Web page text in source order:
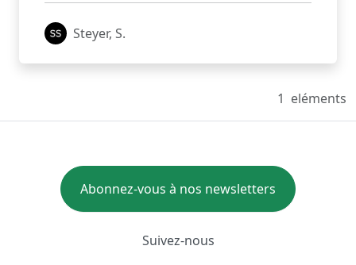
Steyer, S.
1 eléments
Abonnez-vous à nos newsletters
Suivez-nous